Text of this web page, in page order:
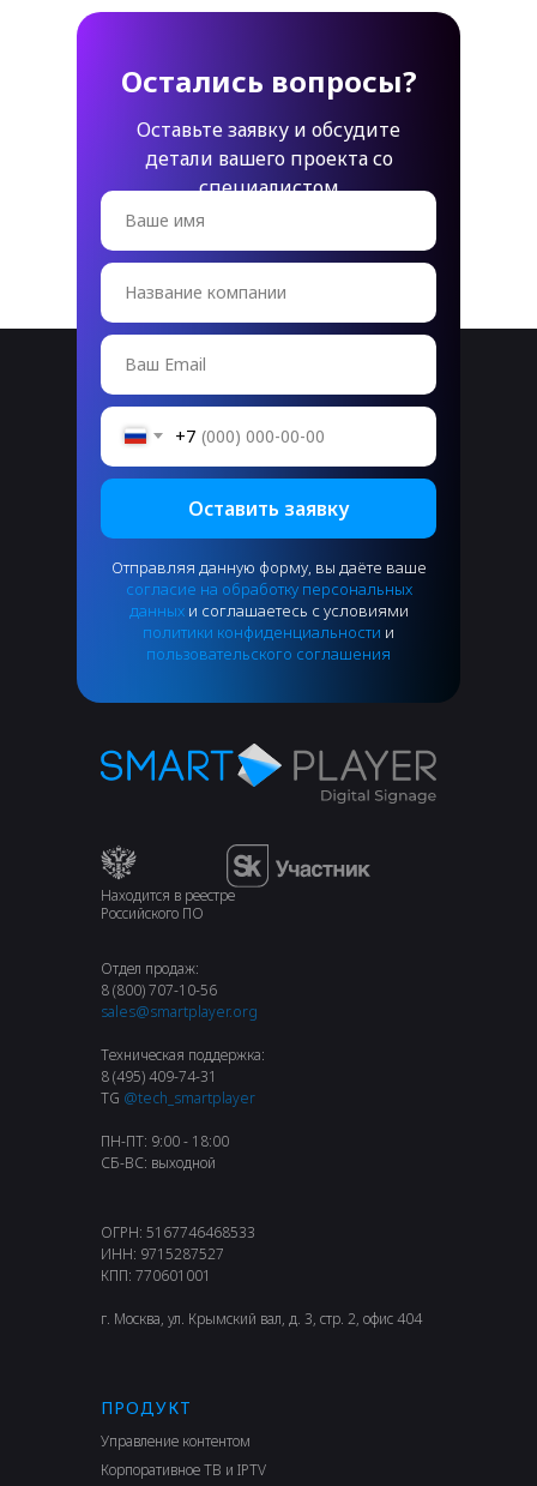
Находится в реестре
Российского ПО
Ваше имя
Название компании
Ваш Email
+7
Оставить заявку
Отправляя данную форму, вы даёте ваше
согласие на обработку персональных
данныхи соглашаетесь с условиями
политики конфиденциальности и
пользовательского соглашения
Остались вопросы?
Оставьте заявку и обсудите
детали вашего проекта со
специалистом
ОГРН: 5167746468533
ИНН: 9715287527
КПП: 770601001
г. Москва, ул. Крымский вал, д. 3, стр. 2, офис 404
Отдел продаж:
8 (800) 707-10-56
sales@smartplayer.org
Техническая поддержка:
8 (495) 409-74-31
TG @tech_smartplayer
ПН-ПТ: 9:00 - 18:00
СБ-ВС: выходной
ПРОДУКТ
Управление контентом
Корпоративное ТВ и IPTV